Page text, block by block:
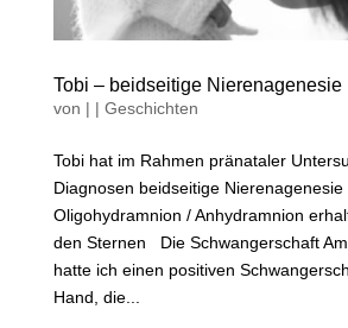
Tobi – beidseitige Nierenagenesie
von | | Geschichten
Tobi hat im Rahmen pränataler
Diagnosen beidseitige Nierenagenesie
Oligohydramnion / Anhydramnion
den Sternen Die Schwangerschaft
hatte ich einen positiven
Hand, die...